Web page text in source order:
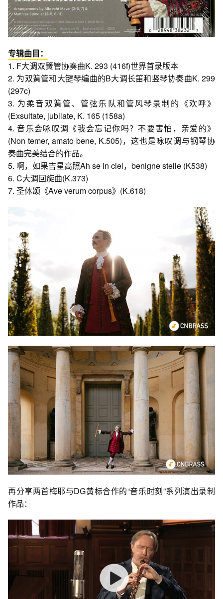
专辑曲目：
1. F大调双簧管协奏曲K. 293 (416f)世界首录版本
2. 为双簧管和大键琴编曲的B大调长笛和竖琴协奏曲K. 299
(297c)
3. 为柔音双簧管、管弦乐队和管风琴录制的《欢呼》
(Exsultate, jubilate, K. 165 (158a)
4. 音乐会咏叹调《我会忘记你吗？不要害怕，亲爱的》
(Non temer, amato bene, K.505)，这也是咏叹调与钢琴协
奏曲完美结合的作品。
5. 啊，如果吉星高照Ah se in ciel，benigne stelle (K538)
6. C大调回旋曲(K.373)
7. 圣体颂《Ave verum corpus》(K.618)
再分享两首梅耶与DG黄标合作的“音乐时刻”系列演出录制
作品：